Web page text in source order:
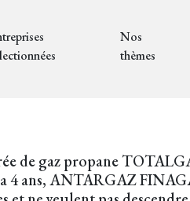
Nos
thèmes
de gaz propane
ans, ANTARGAZ